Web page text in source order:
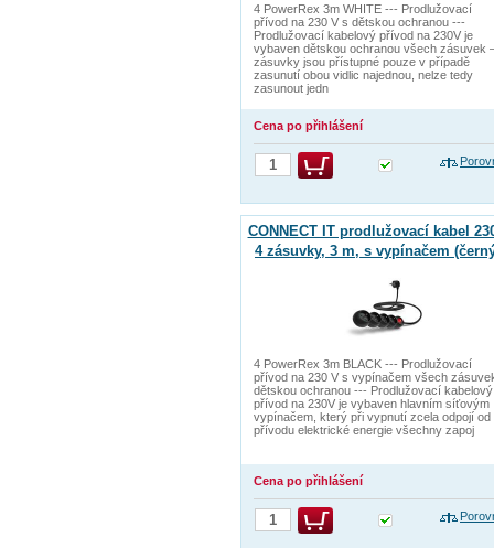
4 PowerRex 3m WHITE --- Prodlužovací
přívod na 230 V s dětskou ochranou ---
Prodlužovací kabelový přívod na 230V je
vybaven dětskou ochranou všech zásuvek
zásuvky jsou přístupné pouze v případě
zasunutí obou vidlic najednou, nelze tedy
zasunout jedn
Cena po přihlášení
CONNECT IT prodlužovací kabel
4 zásuvky, 3 m, s vypínačem
4 PowerRex 3m BLACK --- Prodlužovací
přívod na 230 V s vypínačem všech
dětskou ochranou --- Prodlužovací kabelový
přívod na 230V je vybaven hlavním síťovým
vypínačem, který při vypnutí zcela odpojí od
přívodu elektrické energie všechny zapoj
Cena po přihlášení